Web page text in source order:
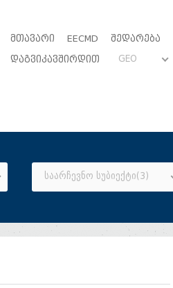
ᲛᲗᲐᲕᲐᲠᲘ EECMD ᲨᲔᲓᲐᲠᲔᲑᲐ
ᲓᲐᲒᲕᲘᲙᲐᲕᲨᲘᲠᲓᲘᲗ
GEO
საარჩევნო სუბიექტი(3)